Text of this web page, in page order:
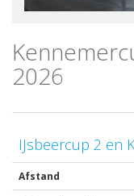
2026
IJsbeercup 2 en
Afstand